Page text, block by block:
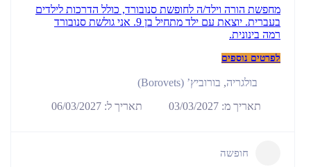
מחפשת הורה וילד/ה לחופשת סנובורד, כולל הדרכות לילדים
בעברית. יוצאת עם ילד מתחיל בן 9. אני גולשת סנובורד
רמה בינונית.
לפרטים נוספים
בולגריה, בורוביץ’ (Borovets)
תאריך מ: 03/03/2027
תאריך ל: 06/03/2027
חופשה